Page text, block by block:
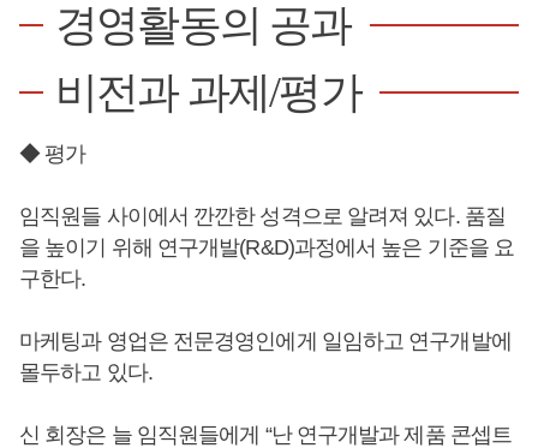
경영활동의 공과
비전과 과제/평가
◆ 평가
임직원들 사이에서 깐깐한 성격으로 알려져 있다. 품질
을 높이기 위해 연구개발(R&D)과정에서 높은 기준을 요
구한다.
마케팅과 영업은 전문경영인에게 일임하고 연구개발에
몰두하고 있다.
신 회장은 늘 임직원들에게 “난 연구개발과 제품 콘셉트